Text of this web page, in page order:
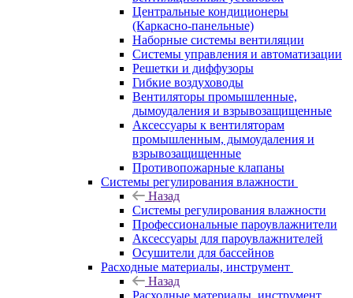
Центральные кондиционеры
(Каркасно-панельные)
Наборные системы вентиляции
Системы управления и автоматизации
Решетки и диффузоры
Гибкие воздуховоды
Вентиляторы промышленные,
дымоудаления и взрывозащищенные
Аксессуары к вентиляторам
промышленным, дымоудаления и
взрывозащищенные
Противопожарные клапаны
Системы регулирования влажности
Назад
Системы регулирования влажности
Профессиональные пароувлажнители
Аксессуары для пароувлажнителей
Осушители для бассейнов
Расходные материалы, инструмент
Назад
Расходные материалы, инструмент